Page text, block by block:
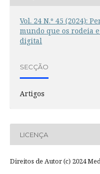
Vol. 24 N.º 45 (2024):
mundo que os rodeia
digital
SECÇÃO
Artigos
LICENÇA
Direitos de Autor (c) 2024